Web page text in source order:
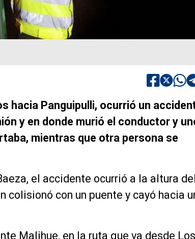
hacia Panguipulli, ocurrió un
y en donde murió el conductor y
mientras que otra persona se
el accidente ocurrió a la altura del
colisionó con un puente y cayó hacia
Malihue, en la ruta que va desde Los